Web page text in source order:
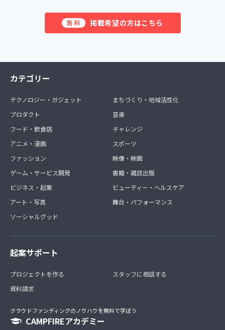
無料 掲載希望の方はこちら
カテゴリー
テクノロジー・ガジェット
プロダクト
フード・飲食店
アニメ・漫画
ファッション
ゲーム・サービス開発
ビジネス・起業
アート・写真
ソーシャルグッド
まちづくり・地域活性化
音楽
チャレンジ
スポーツ
映像・映画
書籍・雑誌出版
ビューティー・ヘルスケア
舞台・パフォーマンス
起案サポート
プロジェクトを作る
資料請求
スタッフに相談する
クラウドファンディングのノウハウを無料で学ぼう
CAMPFIREアカデミー